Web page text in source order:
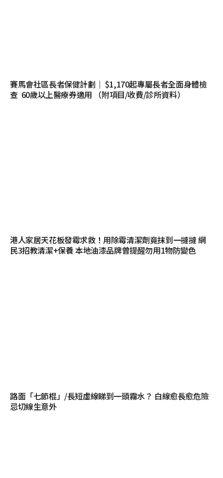
賽馬會社區長者保健計劃｜ $1,170起專屬長者全面身體檢
查 60歲以上醫療券適用 （附項目/收費/診所資料）
港人家居天花板發霉求救！用除霉清潔劑竟抹到一撻撻 網
民3招教清潔+保養 本地油漆品牌曾提醒勿用1物防變色
路面「七節棍」/長短虛線睇到一頭霧水？ 白線愈長愈危險
忌切線生意外